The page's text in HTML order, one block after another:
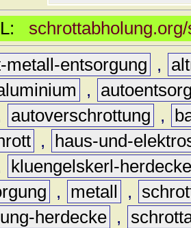
metall-entsorgung ,
,
autoverschrottung ,
,
haus-und-
kluengelskerl-
, metall ,
herdecke ,